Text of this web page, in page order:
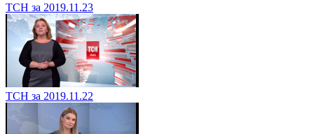
ТСН за 2019.11.23
ТСН за 2019.11.22